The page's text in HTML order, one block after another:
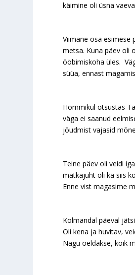
käimine oli üsna
Viimane osa esimese
metsa. Kuna päev oli
ööbimiskoha üles.
süüa, ennast
Hommikul otsustas
väga ei saanud
jõudmist vajasid
Teine päev oli veidi
matkajuht oli ka siis
Enne vist magasime
Kolmandal päeval
Oli kena ja huvitav,
Nagu öeldakse, kõik